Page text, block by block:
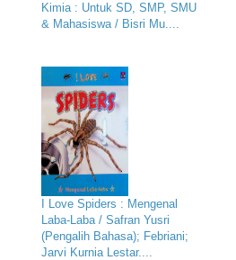
Kimia : Untuk SD, SMP, SMU
& Mahasiswa / Bisri Mu....
I Love Spiders : Mengenal
Laba-Laba / Safran Yusri
(Pengalih Bahasa); Febriani;
Jarvi Kurnia Lestar....